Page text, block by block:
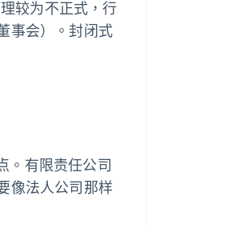
较为不正式，行
事会）。封闭式
。有限责任公司
像法人公司那样